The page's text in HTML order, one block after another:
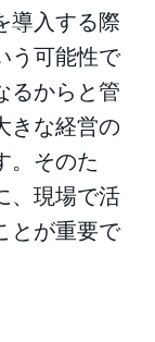
導入する際
う可能性で
るからと管
きな経営の
。そのた
、現場で活
とが重要で